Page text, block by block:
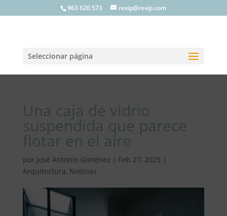
963 620 573 revip@revip.com
Seleccionar página
Una caja de vidrio
suspendida que parece
flotar en el aire
por José Antonio Giménez | Feb 27, 2025 |
Arquitectura, Noticias